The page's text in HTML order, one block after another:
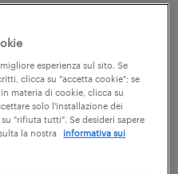
per
alimentare
esperienza sul sito. Se
clicca su "accetta cookie"; se
materia di cookie, clicca su
solo l'installazione dei
"rifiuta tutti". Se desideri sapere
la nostra
informativa sui